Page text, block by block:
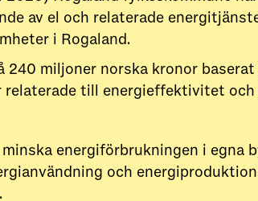
av el och relaterade
i Rogaland.
240 miljoner norska kronor
till energieffektivitet och
energiförbrukningen i egna
och